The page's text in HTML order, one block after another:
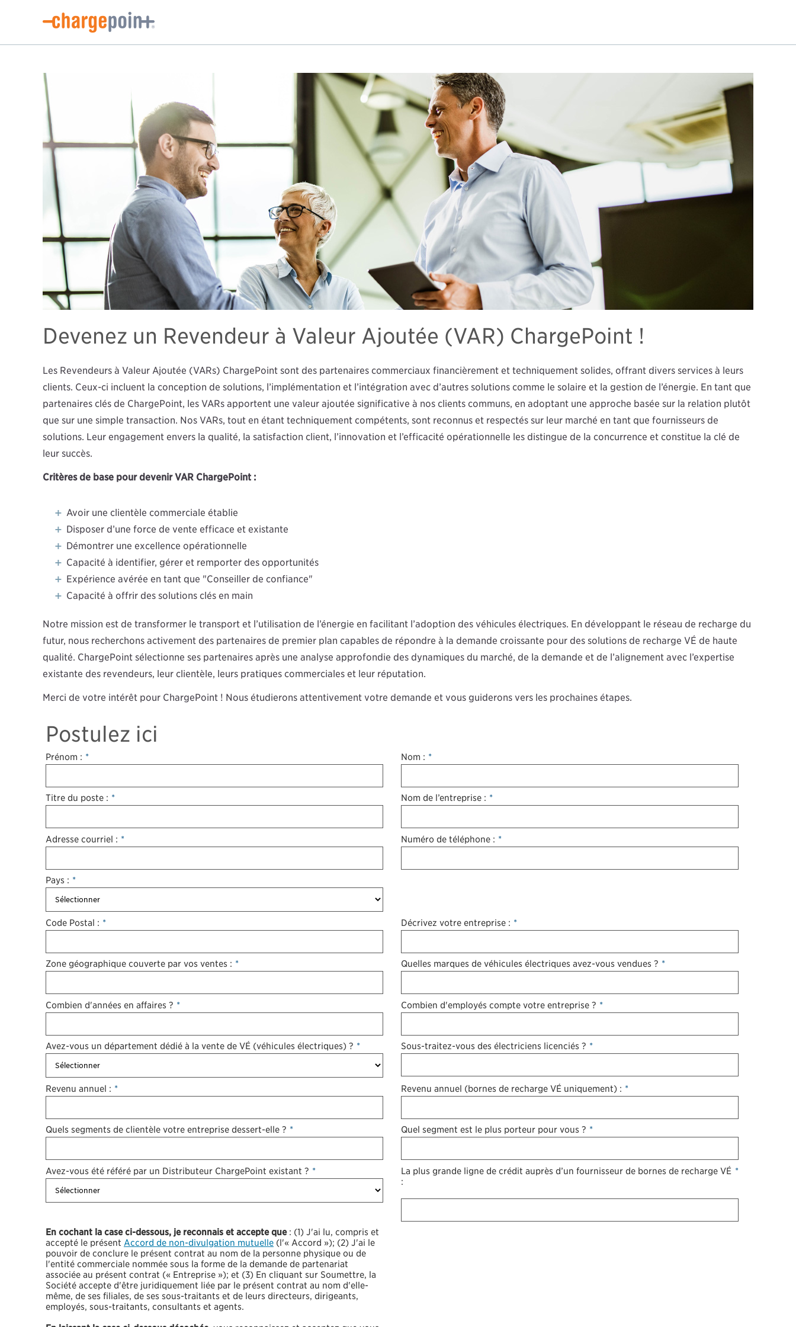
Devenez un Revendeur à Valeur Ajoutée (VAR) ChargePoint !
Les Revendeurs à Valeur Ajoutée (VARs) ChargePoint sont des partenaires commerciaux financièrement et techniquement solides, offrant divers services à leurs
clients. Ceux-ci incluent la conception de solutions, l’implémentation et l’intégration avec d’autres solutions comme le solaire et la gestion de l’énergie. En tant que
partenaires clés de ChargePoint, les VARs apportent une valeur ajoutée significative à nos clients communs, en adoptant une approche basée sur la relation plutôt
que sur une simple transaction. Nos VARs, tout en étant techniquement compétents, sont reconnus et respectés sur leur marché en tant que fournisseurs de
solutions. Leur engagement envers la qualité, la satisfaction client, l’innovation et l’efficacité opérationnelle les distingue de la concurrence et constitue la clé de
leur succès.
Critères de base pour devenir VAR ChargePoint :
Avoir une clientèle commerciale établie
Disposer d’une force de vente efficace et existante
Démontrer une excellence opérationnelle
Capacité à identifier, gérer et remporter des opportunités
Expérience avérée en tant que "Conseiller de confiance"
Capacité à offrir des solutions clés en main
Notre mission est de transformer le transport et l’utilisation de l’énergie en facilitant l’adoption des véhicules électriques. En développant le réseau de recharge du
futur, nous recherchons activement des partenaires de premier plan capables de répondre à la demande croissante pour des solutions de recharge VÉ de haute
qualité. ChargePoint sélectionne ses partenaires après une analyse approfondie des dynamiques du marché, de la demande et de l’alignement avec l’expertise
existante des revendeurs, leur clientèle, leurs pratiques commerciales et leur réputation.
Merci de votre intérêt pour ChargePoint ! Nous étudierons attentivement votre demande et vous guiderons vers les prochaines étapes.
Postulez ici
*
Prénom : *
Nom :
*
Titre du poste : *
Nom de l’entreprise :
*
Adresse courriel : *
Numéro de téléphone :
*
Pays :
*
Code Postal : *
Décrivez votre entreprise :
*
Zone géographique couverte par vos ventes : *
Quelles marques de véhicules électriques avez-vous vendues ?
*
Combien d'années en affaires ? *
Combien d'employés compte votre entreprise ?
*
Avez-vous un département dédié à la vente de VÉ (véhicules électriques) ? *
Sous-traitez-vous des électriciens licenciés ?
*
Revenu annuel : *
Revenu annuel (bornes de recharge VÉ uniquement) :
*
Quels segments de clientèle votre entreprise dessert-elle ? *
Quel segment est le plus porteur pour vous ?
*
Avez-vous été référé par un Distributeur ChargePoint existant ? *
La plus grande ligne de crédit auprès d’un fournisseur de bornes de recharge VÉ
:
En cochant la case ci-dessous, je reconnais et accepte que: (1) J'ai lu, compris et
accepté le présent Accord de non-divulgation mutuelle (l'« Accord »); (2) J'ai le
pouvoir de conclure le présent contrat au nom de la personne physique ou de
l'entité commerciale nommée sous la forme de la demande de partenariat
associée au présent contrat (« Entreprise »); et (3) En cliquant sur Soumettre, la
Société accepte d'être juridiquement liée par le présent contrat au nom d'elle-
même, de ses filiales, de ses sous-traitants et de leurs directeurs, dirigeants,
employés, sous-traitants, consultants et agents.